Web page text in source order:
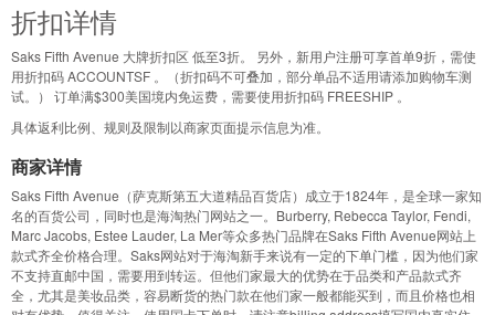
折扣详情
Saks Fifth Avenue 大牌折扣区 低至3折。 另外，新用户注册可享首单9折，需使
用折扣码 ACCOUNTSF 。（折扣码不可叠加，部分单品不适用请添加购物车测
试。） 订单满$300美国境内免运费，需要使用折扣码 FREESHIP 。
具体返利比例、规则及限制以商家页面提示信息为准。
商家详情
Saks Fifth Avenue（萨克斯第五大道精品百货店）成立于1824年，是全球一家知
名的百货公司，同时也是海淘热门网站之一。Burberry, Rebecca Taylor, Fendi,
Marc Jacobs, Estee Lauder, La Mer等众多热门品牌在Saks Fifth Avenue网站上
款式齐全价格合理。Saks网站对于海淘新手来说有一定的下单门槛，因为他们家
不支持直邮中国，需要用到转运。但他们家最大的优势在于品类和产品款式齐
全，尤其是美妆品类，容易断货的热门款在他们家一般都能买到，而且价格也相